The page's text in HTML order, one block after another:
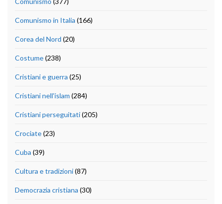
Comunismo in Italia (166)
Corea del Nord (20)
Costume(238)
Cristiani e guerra (25)
Cristiani nell'islam (284)
Cristiani perseguitati(205)
Crociate(23)
Cuba (39)
Cultura e tradizioni(87)
Democrazia cristiana (30)